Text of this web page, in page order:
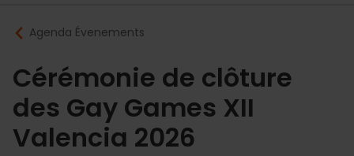
Main
navigation
Breadcrumb
Agenda Évenements
Cérémonie de clôture
des Gay Games XII
Valencia 2026